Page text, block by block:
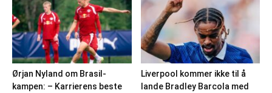
Ørjan Nyland om Brasil-
kampen: – Karrierens beste
Liverpool kommer ikke til å
lande Bradley Barcola med